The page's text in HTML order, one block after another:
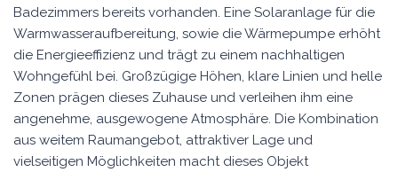
Badezimmers bereits vorhanden. Eine Solaranlage für die
Warmwasseraufbereitung, sowie die Wärmepumpe erhöht
die Energieeffizienz und trägt zu einem nachhaltigen
Wohngefühl bei. Großzügige Höhen, klare Linien und helle
Zonen prägen dieses Zuhause und verleihen ihm eine
angenehme, ausgewogene Atmosphäre. Die Kombination
aus weitem Raumangebot, attraktiver Lage und
vielseitigen Möglichkeiten macht dieses Objekt